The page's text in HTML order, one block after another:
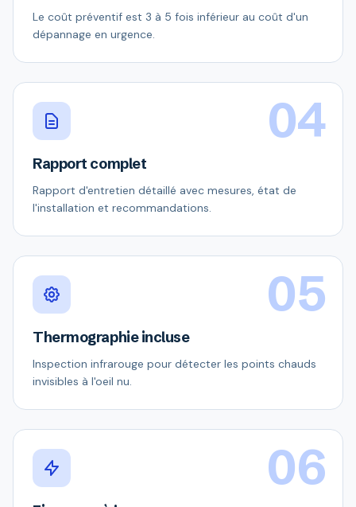
Le coût préventif est 3 à 5 fois inférieur au coût d'un
dépannage en urgence.
04
Rapport complet
Rapport d'entretien détaillé avec mesures, état de
l'installation et recommandations.
05
Thermographie incluse
Inspection infrarouge pour détecter les points chauds
invisibles à l'oeil nu.
06